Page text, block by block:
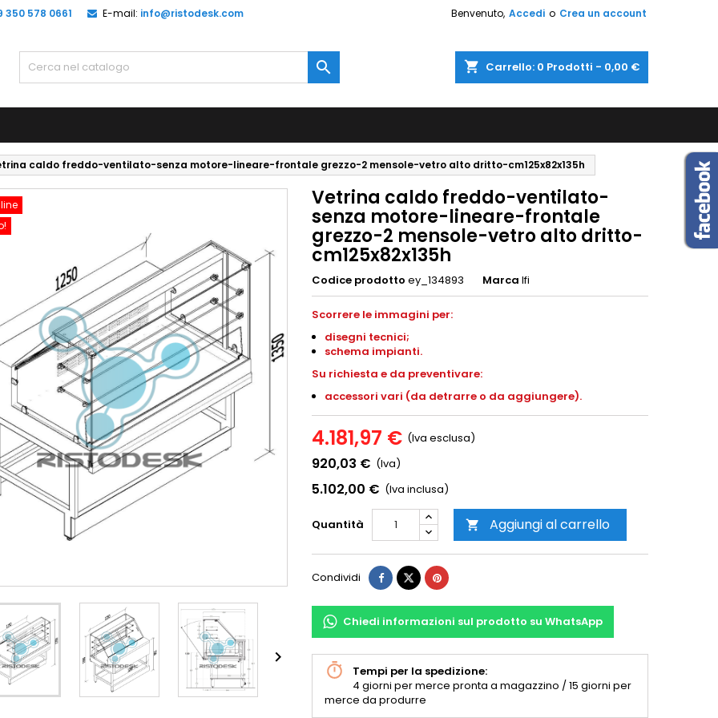
350 578 0661 E-mail: info@ristodesk.com Benvenuto, Accedi o Crea un account
shopping_cart Carrello: 0 Prodotti - 0,00 €

caldo freddo-ventilato-senza motore-lineare-frontale grezzo-2 mensole-vetro alto dritto-cm125x82x135h

Vetrina caldo freddo-ventilato-
senza motore-lineare-frontale
grezzo-2 mensole-vetro alto dritto-
cm125x82x135h
Codice prodotto ey_134893 Marca Ifi
Scorrere le immagini per:
disegni tecnici;
schema impianti.
Su richiesta e da preventivare:
accessori vari (da detrarre o da aggiungere).
4.181,97 € (Iva esclusa)
920,03 € (Iva)
5.102,00 € (Iva inclusa)
Quantità  Aggiungi al carrello
Condividi
Chiedi informazioni sul prodotto su WhatsApp
Tempi per la spedizione:
4 giorni per merce pronta a magazzino / 15 giorni per
merce da produrre